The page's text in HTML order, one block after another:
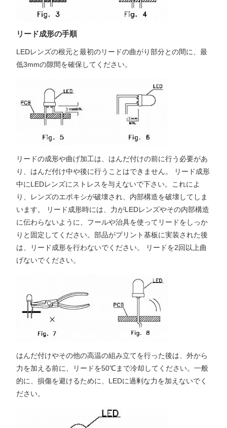
リード成形の手順
LEDレンズの根元と最初のリードの曲がり部分との間に、最
低3mmの隙間を確保してください。
リードの成形や曲げ加工は、はんだ付けの前に行う必要があ
り、はんだ付け中や後に行うことはできません。 リード成形
中にLEDレンズにストレスを与えないで下さい。これによ
り、レンズのエポキシが破壊され、内部構造を破壊してしま
います。 リード成形時には、力がLEDレンズやその内部構造
に伝わらないように、フールや治具を使ってリードをしっか
りと固定してください。部品がプリント基板に実装された後
は、リード成形を行わないでください。 リードを2回以上曲
げないでください。
はんだ付けやその他の高温の組み立てを行った後は、外から
力を加える前に、リードを50℃まで冷却してください。一般
的に、損傷を避けるために、LEDに過剰な力を加えないでく
ださい。